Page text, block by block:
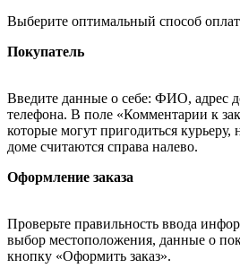
Выберите оптимальный способ
Покупатель
Введите данные о себе: ФИО, адрес
телефона. В поле «Комментарии к
которые могут пригодиться
доме считаются справа налево.
Оформление заказа
Проверьте правильность ввода
выбор местоположения, данные о
кнопку «Оформить заказ».